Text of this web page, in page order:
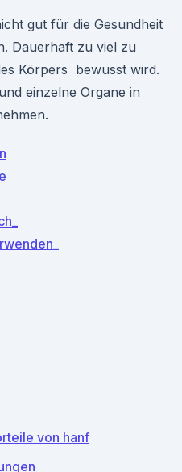
gut für die Gesundheit
Dauerhaft zu viel zu
Körpers bewusst wird.
einzelne Organe in
von hanf